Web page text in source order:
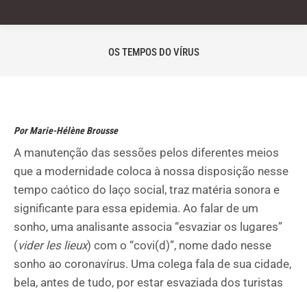
OS TEMPOS DO VÍRUS
Por Marie-Hélène Brousse
A manutenção das sessões pelos diferentes meios
que a modernidade coloca à nossa disposição nesse
tempo caótico do laço social, traz matéria sonora e
significante para essa epidemia. Ao falar de um
sonho, uma analisante associa “esvaziar os lugares”
(vider les lieux) com o “covi(d)”, nome dado nesse
sonho ao coronavírus. Uma colega fala de sua cidade,
bela, antes de tudo, por estar esvaziada dos turistas